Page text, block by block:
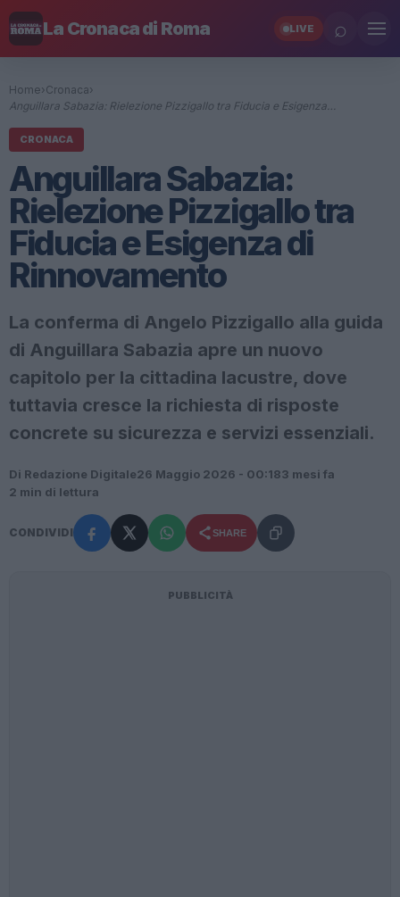
La Cronaca di Roma LIVE ⌕
Home› Cronaca›
Anguillara Sabazia: Rielezione Pizzigallo tra Fiducia e Esigenza…
CRONACA
Anguillara Sabazia:
Rielezione Pizzigallo tra
Fiducia e Esigenza di
Rinnovamento
La conferma di Angelo Pizzigallo alla guida
di Anguillara Sabazia apre un nuovo
capitolo per la cittadina lacustre, dove
tuttavia cresce la richiesta di risposte
concrete su sicurezza e servizi essenziali.
Di Redazione Digitale26 Maggio 2026 - 00:183 mesi fa
2 min di lettura
CONDIVIDI SHARE
PUBBLICITÀ